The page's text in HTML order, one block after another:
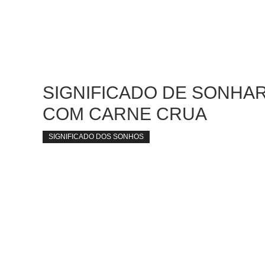
SIGNIFICADO DE
COM CARNE CRUA
SIGNIFICADO DOS SONHOS